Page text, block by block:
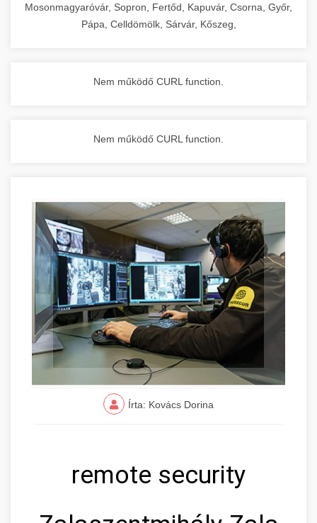
Mosonmagyaróvár, Sopron, Fertőd, Kapuvár, Csorna, Győr,
Pápa, Celldömölk, Sárvár, Kőszeg,
Nem működő CURL function.
Nem működő CURL function.
Írta: Kovács Dorina
remote security